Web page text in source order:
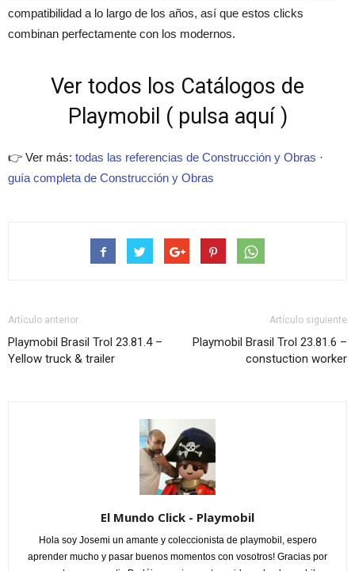
compatibilidad a lo largo de los años, así que estos clicks
combinan perfectamente con los modernos.
Ver todos los Catálogos de
Playmobil ( pulsa aquí )
👉 Ver más: todas las referencias de Construcción y Obras ·
guía completa de Construcción y Obras
Artículo anterior
Playmobil Brasil Trol 23.81.4 –
Yellow truck & trailer
Artículo siguiente
Playmobil Brasil Trol 23.81.6 –
constuction worker
El Mundo Click - Playmobil
Hola soy Josemi un amante y coleccionista de playmobil, espero
aprender mucho y pasar buenos momentos con vosotros! Gracias por